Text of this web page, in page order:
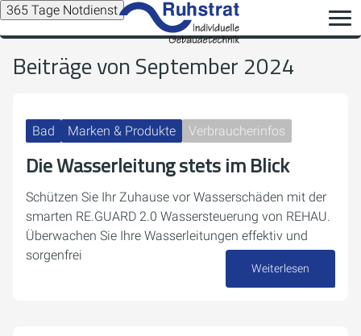
365 Tage Notdienst
Beiträge von September 2024
Bad Marken & Produkte Verbraucherinfos
Die Wasserleitung stets im Blick
Schützen Sie Ihr Zuhause vor Wasserschäden mit der
smarten RE.GUARD 2.0 Wassersteuerung von REHAU.
Überwachen Sie Ihre Wasserleitungen effektiv und
sorgenfrei
Weiterlesen